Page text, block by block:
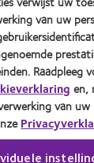
Best
Factory
Awards
(2011)
2011
(2011)
Site
beheren
Inloggen
van uw
Raadpleeg
en,
van uw